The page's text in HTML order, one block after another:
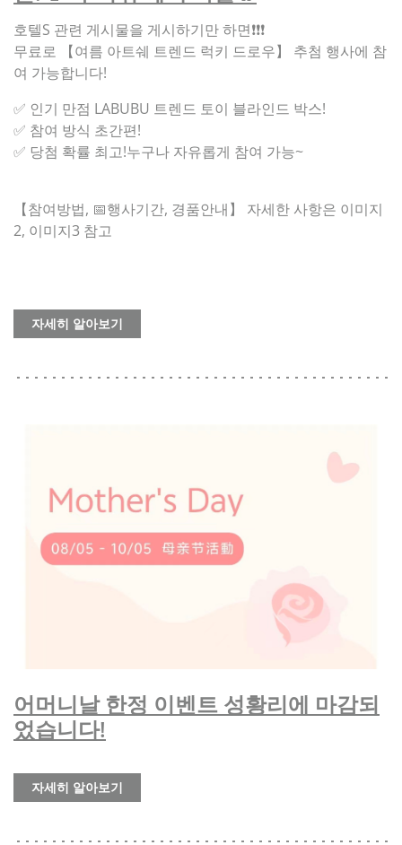
호텔S 관련 게시물을 게시하기만 하면❗❗❗
무료로 【여름 아트쉐 트렌드 럭키 드로우】 추첨 행사에 참
여 가능합니다!
✅ 인기 만점 LABUBU 트렌드 토이 블라인드 박스!
✅ 참여 방식 초간편!
✅ 당첨 확률 최고!누구나 자유롭게 참여 가능~
【참여방법, 📅행사기간, 경품안내】 자세한 사항은 이미지
2, 이미지3 참고
자세히 알아보기
어머니날 한정 이벤트 성황리에 마감되
었습니다!
자세히 알아보기